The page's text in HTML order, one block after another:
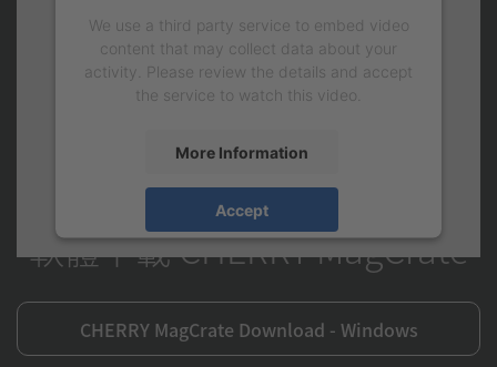
We use a third party service to embed video
content that may collect data about your
activity. Please review the details and accept
the service to watch this video.
More Information
Accept
軟體下載 CHERRY MagCrate
CHERRY MagCrate Download - Windows